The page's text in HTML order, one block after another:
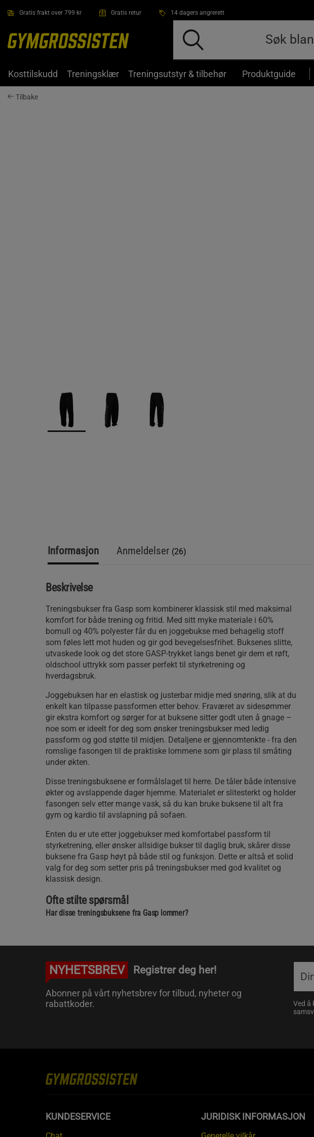
Gratis frakt over 799 kr Gratis retur 14 dagers angrerett
Kosttilskudd Treningsklær Treningsutstyr & tilbehør Produktguide
Tilbake
Informasjon Anmeldelser (26)
Beskrivelse
Treningsbukser fra Gasp som kombinerer klassisk stil med maksimal
komfort for både trening og fritid. Med sitt myke materiale i 60%
bomull og 40% polyester får du en joggebukse med behagelig stoff
som føles lett mot huden og gir god bevegelsesfrihet. Buksenes slitte,
utvaskede look og det store GASP-trykket langs benet gir dem et røft,
oldschool uttrykk som passer perfekt til styrketrening og
hverdagsbruk.
Joggebuksen har en elastisk og justerbar midje med snøring, slik at du
enkelt kan tilpasse passformen etter behov. Fraværet av sidesømmer
gir ekstra komfort og sørger for at buksene sitter godt uten å gnage –
noe som er ideelt for deg som ønsker treningsbukser med ledig
passform og god støtte til midjen. Detaljene er gjennomtenkte - fra den
romslige fasongen til de praktiske lommene som gir plass til småting
under økten.
Disse treningsbuksene er formålslaget til herre. De tåler både intensive
økter og avslappende dager hjemme. Materialet er slitesterkt og holder
fasongen selv etter mange vask, så du kan bruke buksene til alt fra
gym og kardio til avslapning på sofaen.
Enten du er ute etter joggebukser med komfortabel passform til
styrketrening, eller ønsker allsidige bukser til daglig bruk, skårer disse
buksene fra Gasp høyt på både stil og funksjon. Dette er altså et solid
valg for deg som setter pris på treningsbukser med god kvalitet og
klassisk design.
Ofte stilte spørsmål
Har disse treningsbuksene fra Gasp lommer?
NYHETSBREV Registrer deg her!
Abonner på vårt nyhetsbrev for tilbud, nyheter og
rabattkoder.
Ved å
KUNDESERVICE JURIDISK INFORMASJON